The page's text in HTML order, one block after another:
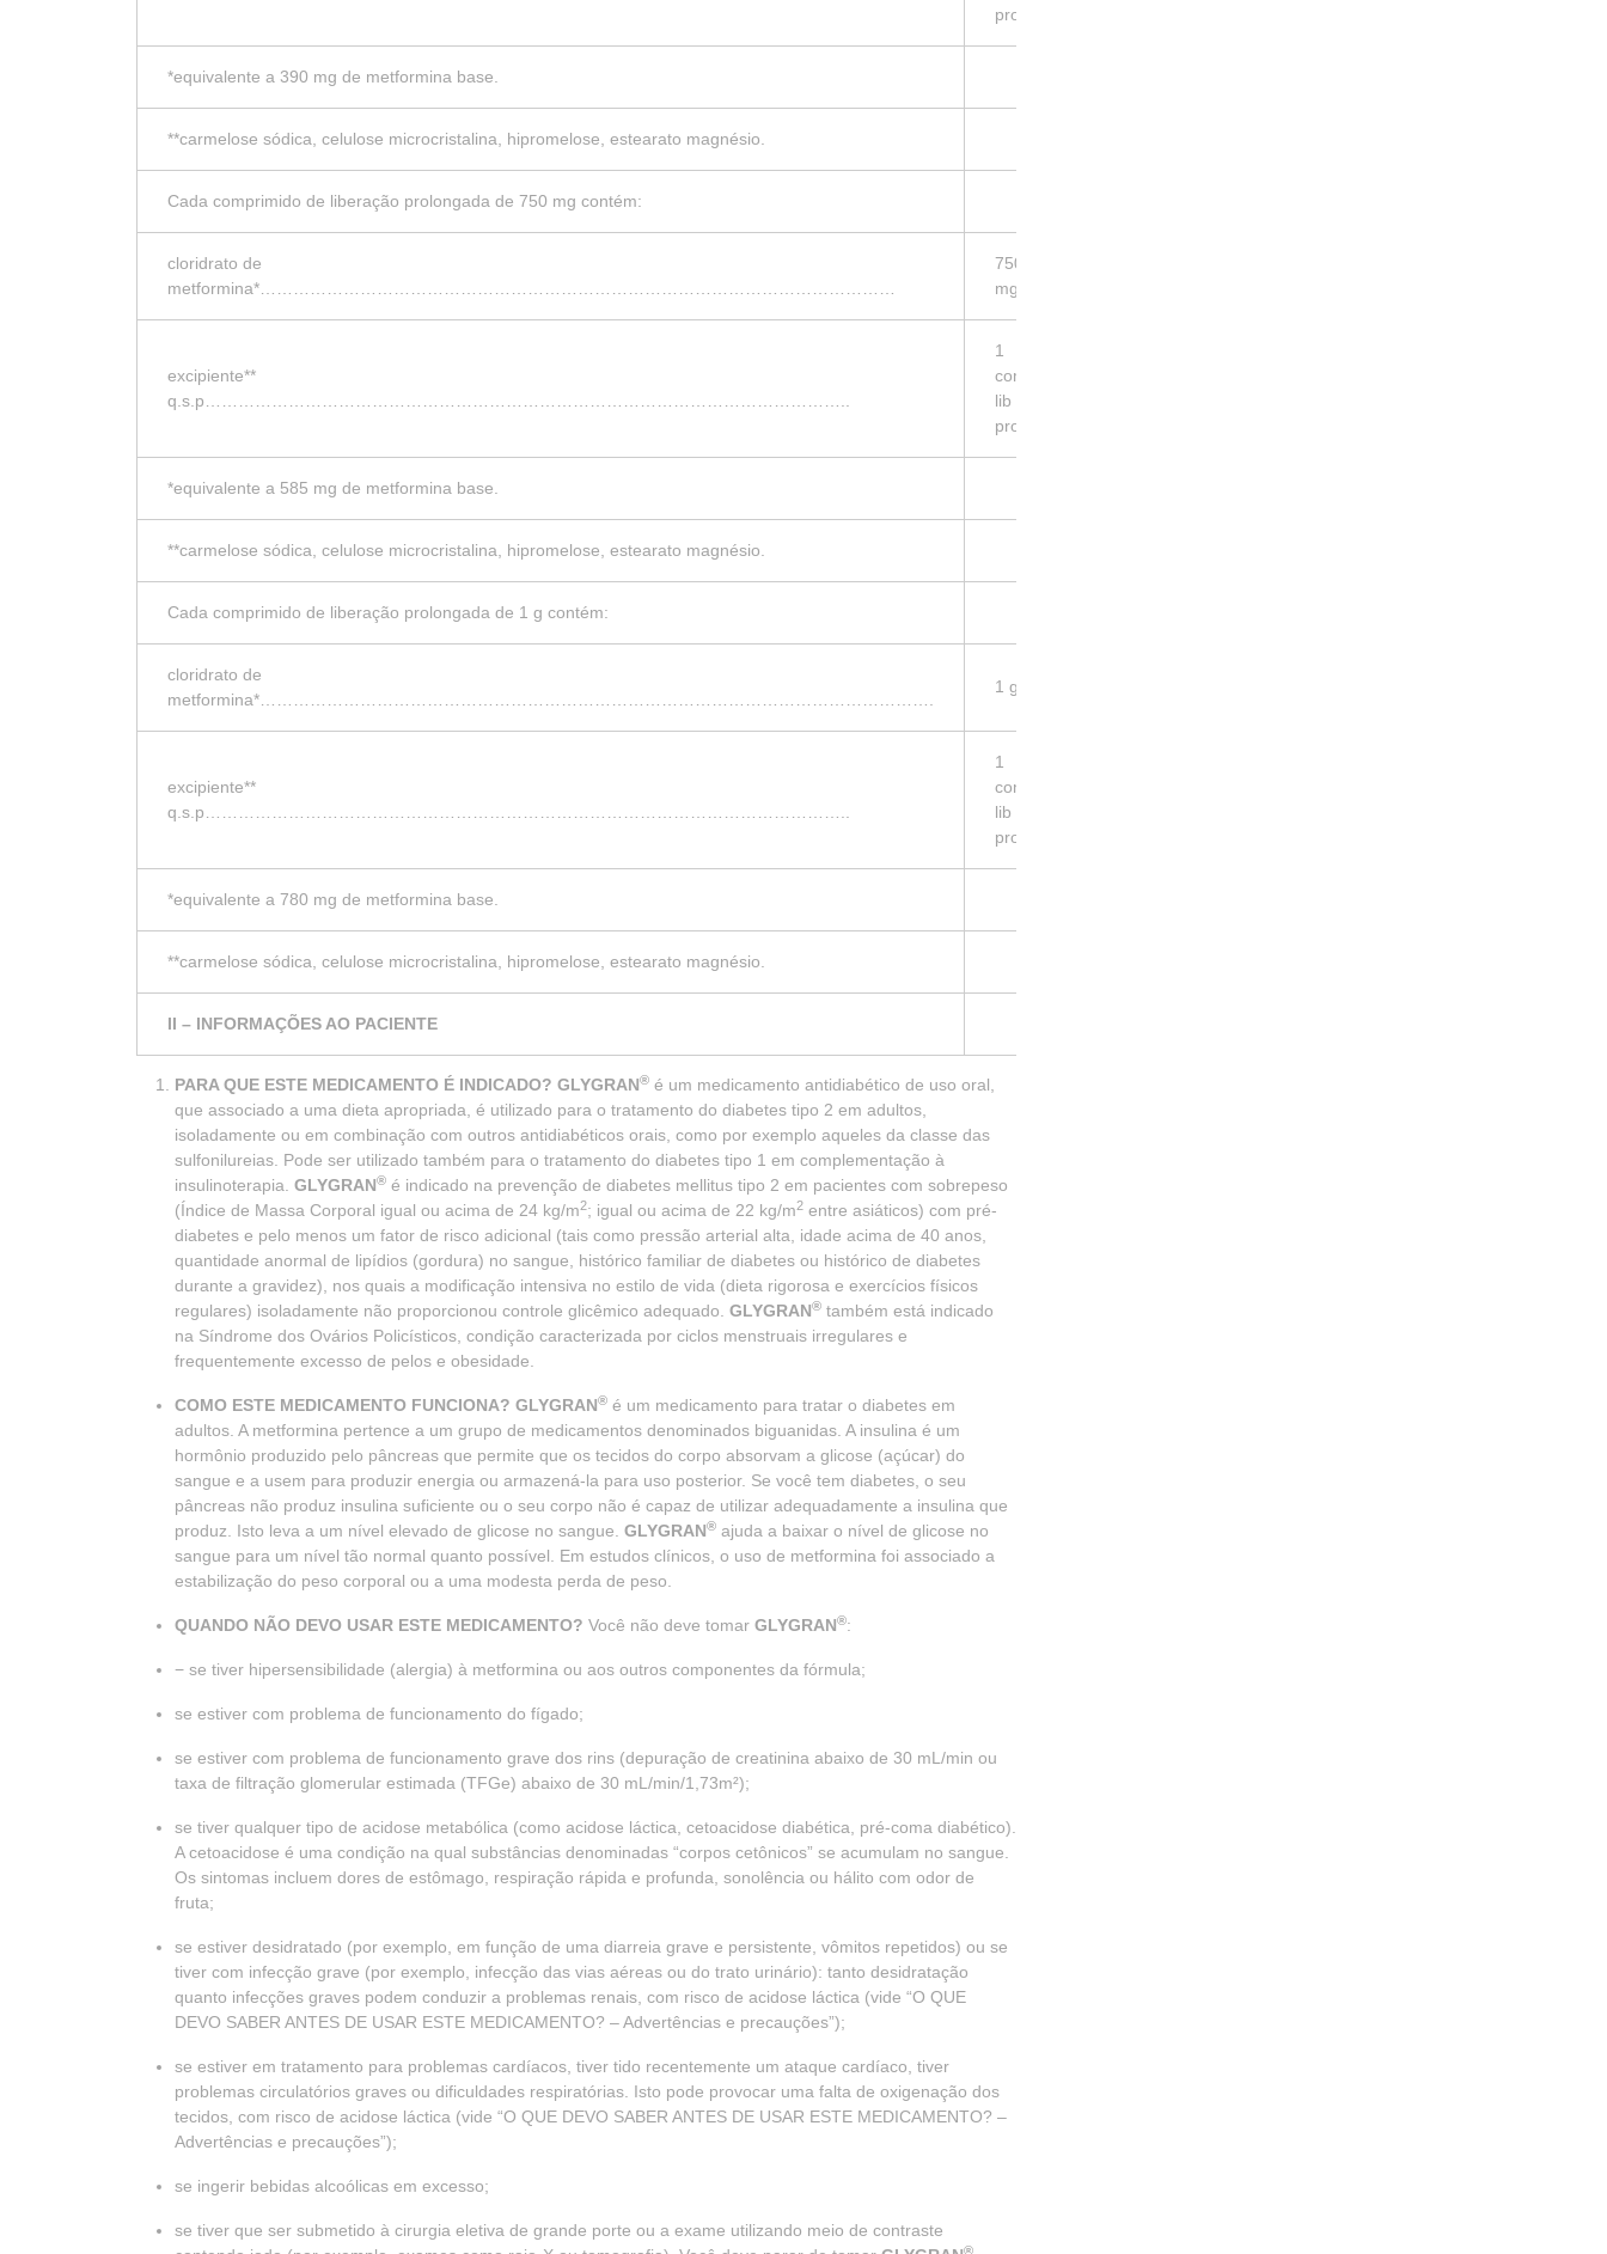
prol
*equivalente a 390 mg de metformina base.
**carmelose sódica, celulose microcristalina, hipromelose, estearato magnésio.
Cada comprimido de liberação prolongada de 750 mg contém:
cloridrato de
metformina*……………………………………………………………………………………………………
750
mg
excipiente**
q.s.p……………………………………………………………………………………………………..
1
com
lib
prol
*equivalente a 585 mg de metformina base.
**carmelose sódica, celulose microcristalina, hipromelose, estearato magnésio.
Cada comprimido de liberação prolongada de 1 g contém:
cloridrato de
metformina*………………………………………………………………………………………………………….
1 g
excipiente**
q.s.p……………………………………………………………………………………………………..
1
com
lib
prol
*equivalente a 780 mg de metformina base.
**carmelose sódica, celulose microcristalina, hipromelose, estearato magnésio.
II – INFORMAÇÕES AO PACIENTE
PARA QUE ESTE MEDICAMENTO É INDICADO? GLYGRAN® é um medicamento antidiabético de uso oral,
que associado a uma dieta apropriada, é utilizado para o tratamento do diabetes tipo 2 em adultos,
isoladamente ou em combinação com outros antidiabéticos orais, como por exemplo aqueles da classe das
sulfonilureias. Pode ser utilizado também para o tratamento do diabetes tipo 1 em complementação à
insulinoterapia. GLYGRAN® é indicado na prevenção de diabetes mellitus tipo 2 em pacientes com sobrepeso
(Índice de Massa Corporal igual ou acima de 24 kg/m2; igual ou acima de 22 kg/m2 entre asiáticos) com pré-
diabetes e pelo menos um fator de risco adicional (tais como pressão arterial alta, idade acima de 40 anos,
quantidade anormal de lipídios (gordura) no sangue, histórico familiar de diabetes ou histórico de diabetes
durante a gravidez), nos quais a modificação intensiva no estilo de vida (dieta rigorosa e exercícios físicos
regulares) isoladamente não proporcionou controle glicêmico adequado. GLYGRAN® também está indicado
na Síndrome dos Ovários Policísticos, condição caracterizada por ciclos menstruais irregulares e
frequentemente excesso de pelos e obesidade.
COMO ESTE MEDICAMENTO FUNCIONA? GLYGRAN® é um medicamento para tratar o diabetes em
adultos. A metformina pertence a um grupo de medicamentos denominados biguanidas. A insulina é um
hormônio produzido pelo pâncreas que permite que os tecidos do corpo absorvam a glicose (açúcar) do
sangue e a usem para produzir energia ou armazená-la para uso posterior. Se você tem diabetes, o seu
pâncreas não produz insulina suficiente ou o seu corpo não é capaz de utilizar adequadamente a insulina que
produz. Isto leva a um nível elevado de glicose no sangue. GLYGRAN® ajuda a baixar o nível de glicose no
sangue para um nível tão normal quanto possível. Em estudos clínicos, o uso de metformina foi associado a
estabilização do peso corporal ou a uma modesta perda de peso.
QUANDO NÃO DEVO USAR ESTE MEDICAMENTO? Você não deve tomar GLYGRAN®:
− se tiver hipersensibilidade (alergia) à metformina ou aos outros componentes da fórmula;
se estiver com problema de funcionamento do fígado;
se estiver com problema de funcionamento grave dos rins (depuração de creatinina abaixo de 30 mL/min ou
taxa de filtração glomerular estimada (TFGe) abaixo de 30 mL/min/1,73m²);
se tiver qualquer tipo de acidose metabólica (como acidose láctica, cetoacidose diabética, pré-coma diabético).
A cetoacidose é uma condição na qual substâncias denominadas “corpos cetônicos” se acumulam no sangue.
Os sintomas incluem dores de estômago, respiração rápida e profunda, sonolência ou hálito com odor de
fruta;
se estiver desidratado (por exemplo, em função de uma diarreia grave e persistente, vômitos repetidos) ou se
tiver com infecção grave (por exemplo, infecção das vias aéreas ou do trato urinário): tanto desidratação
quanto infecções graves podem conduzir a problemas renais, com risco de acidose láctica (vide “O QUE
DEVO SABER ANTES DE USAR ESTE MEDICAMENTO? – Advertências e precauções”);
se estiver em tratamento para problemas cardíacos, tiver tido recentemente um ataque cardíaco, tiver
problemas circulatórios graves ou dificuldades respiratórias. Isto pode provocar uma falta de oxigenação dos
tecidos, com risco de acidose láctica (vide “O QUE DEVO SABER ANTES DE USAR ESTE MEDICAMENTO? –
Advertências e precauções”);
se ingerir bebidas alcoólicas em excesso;
se tiver que ser submetido à cirurgia eletiva de grande porte ou a exame utilizando meio de contraste
®